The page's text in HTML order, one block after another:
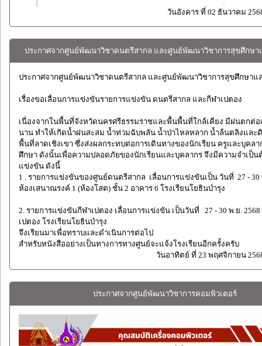
วันอังคาร ที่ 02 ธันวาคม
ประกาศจากศูนย์พัฒนาวิชาดนตรีสากล และศูนย์พัฒนาวิชาการสุขศึกษา
ประกาศจากศูนย์พัฒนาวิชาดนตรีสากล และศูนย์พัฒนาวิชาการสุขศึกษาแ
เรื่องขอเลื่อนการแข่งขันรายการแข่งขัน ดนตรีสากล และกีฬาเปตอง
เนื่องจากในพื้นที่จังหวัดนครศรีธรรมราชและพื้นพื้นที่ใกล้เคียง มีฝนตกต่อ
นาน ทำให้เกิดน้ำฝนสะสม น้ำท่วมฉับพลัน น้ำป่าไหลหลาก น้ำล้นตลิงและ
พื้นที่ลาดเชิงเขา ซึ่งส่งผลกระทบต่อการเดินทางของนักเรียน ครูและบุคลา
ศึกษา ดังนั้นเพื่อความปลอดภัยของนักเรียนและบุคลากร จึงมีความจำเป็น
แข่งขัน ดังนี้
1 . รายการแข่งขันของศูนย์ดนตรีสากล เลื่อนการแข่งขันเป็น วันที่ 27 - 30
ห้องเสนาณรงค์ 1 (ห้องโสต) ชั้น 2 อาคาร 6 โรงเรียนโยธินบำรุง
2. รายการแข่งขันกีฬาเปตอง เลื่อนการแข่งขัน เป็นวันที่ 27 - 30 พ.ย.
เปตอง โรงเรียนโยธินบำรุง
จึงเรียนมาเพื่อทราบและดำเนินการต่อไป
สำหรับหนังสืออย่างเป็นทางการทางศูนย์จะแจ้งโรงเรียนอีกครั้งครับ
วันอาทิตย์ ที่ 23 พฤศจิกายน
ประกาศจากศูนย์พัฒนาวิชาการคอมพิวเตอร์